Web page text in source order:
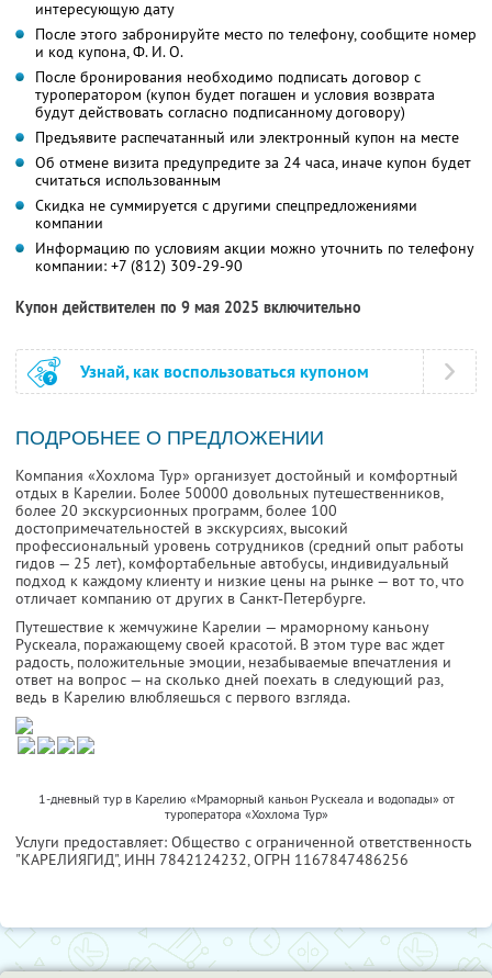
интересующую дату
После этого забронируйте место по телефону, сообщите номер
и код купона,Ф. И. О.
После бронирования необходимо подписать договор с
туроператором (купон будет погашен и условия возврата
будут действовать согласно подписанному договору)
Предъявите распечатанный или электронный купон на месте
Об отмене визита предупредите за 24 часа, иначе купон будет
считаться использованным
Скидка не суммируется с другими спецпредложениями
компании
Информацию по условиям акции можно уточнить по телефону
компании: +7 (812) 309-29-90
Купон действителен по 9 мая 2025 включительно
Узнай, как воспользоваться купоном
ПОДРОБНЕЕ О ПРЕДЛОЖЕНИИ
Компания «Хохлома Тур» организует достойный и комфортный
отдых в Карелии. Более 50000 довольных путешественников,
более 20 экскурсионных программ, более 100
достопримечательностей в экскурсиях, высокий
профессиональный уровень сотрудников (средний опыт работы
гидов — 25 лет), комфортабельные автобусы, индивидуальный
подход к каждому клиенту и низкие цены на рынке — вот то, что
отличает компанию от других в Санкт-Петербурге.
Путешествие к жемчужине Карелии — мраморному каньону
Рускеала, поражающему своей красотой. В этом туре вас ждет
радость, положительные эмоции, незабываемые впечатления и
ответ на вопрос — на сколько дней поехать в следующий раз,
ведь в Карелию влюбляешься с первого взгляда.
1-дневный тур в Карелию «Мраморный каньон Рускеала и водопады» от
туроператора «Хохлома Тур»
Услуги предоставляет: Общество с ограниченной ответственность
"КАРЕЛИЯГИД", ИНН 7842124232, ОГРН 1167847486256